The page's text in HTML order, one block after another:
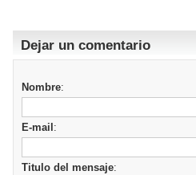
Dejar un comentario
Nombre:
E-mail :
Titulo del mensaje: